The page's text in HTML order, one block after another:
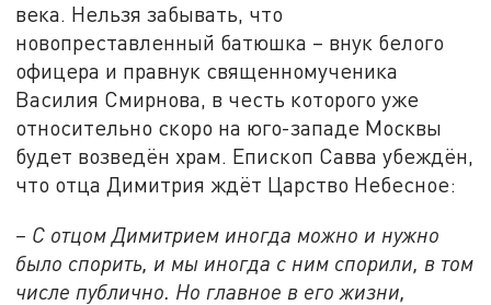
века. Нельзя забывать, что
новопреставленный батюшка – внук белого
офицера и правнук священномученика
Василия Смирнова, в честь которого уже
относительно скоро на юго-западе Москвы
будет возведён храм. Епископ Савва убеждён,
что отца Димитрия ждёт Царство Небесное:
– С отцом Димитрием иногда можно и нужно
было спорить, и мы иногда с ним спорили, в том
числе публично. Но главное в его жизни,